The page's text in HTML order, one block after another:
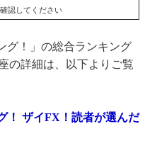
認してください
！」の総合ランキング
の詳細は、以下よりご覧
！ ザイFX！読者が選んだ